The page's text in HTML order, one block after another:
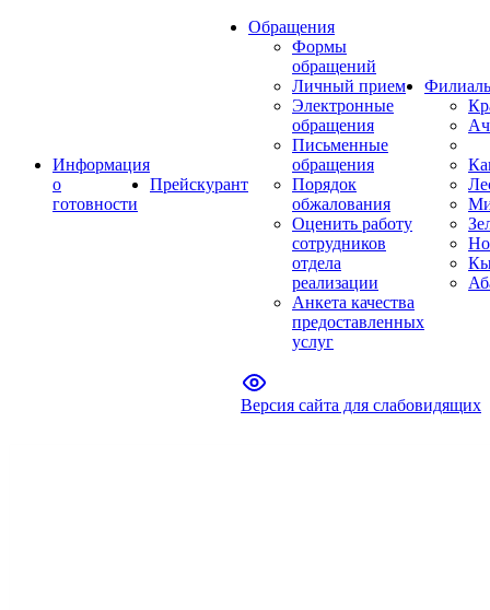
Информация
о
готовности
Прейскурант
Обращения
Формы
обращений
Личный прием
Электронные
обращения
Письменные
обращения
Порядок
обжалования
Оценить работу
сотрудников
отдела
реализации
Анкета качества
предоставленных
услуг
Версия сайта для слабовидящих